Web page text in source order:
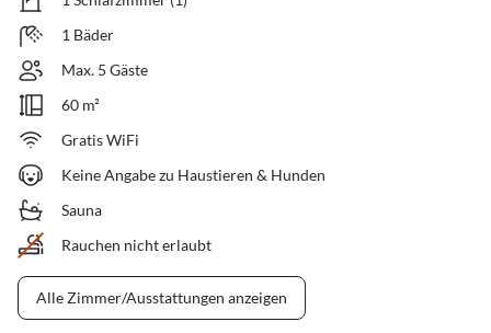
1 Bäder
Max. 5 Gäste
60 m²
Gratis WiFi
Keine Angabe zu Haustieren & Hunden
Sauna
Rauchen nicht erlaubt
Alle Zimmer/Ausstattungen anzeigen